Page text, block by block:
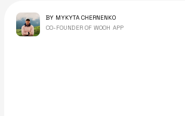
BY MYKYTA CHERNENKO
CO-FOUNDER OF WOOH APP